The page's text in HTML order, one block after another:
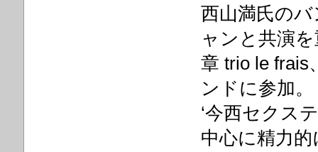
西山満氏の
ャンと共演
章 trio le frais
ンドに参加。
‘今西セクス
中心に精力